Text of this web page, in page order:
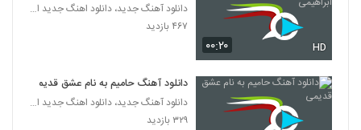
۰۰:۲۰ HD
دانلود آهنگ جدید، دانلود اهنگ جدید ایرانی
۴۶۷ بازدید
دانلود آهنگ حامیم به نام عشق قدیمی
دانلود آهنگ جدید، دانلود اهنگ جدید ایرانی
۳۲۹ بازدید